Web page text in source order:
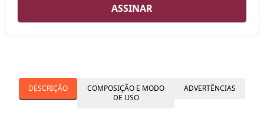
ASSINAR
ADVERTÊNCIAS
COMPOSIÇÃO E MODO
DE USO
DESCRIÇÃO